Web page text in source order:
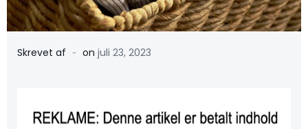
Skrevet af - on juli 23, 2023